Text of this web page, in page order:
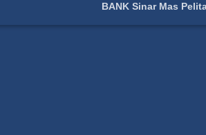
BANK Sinar Mas